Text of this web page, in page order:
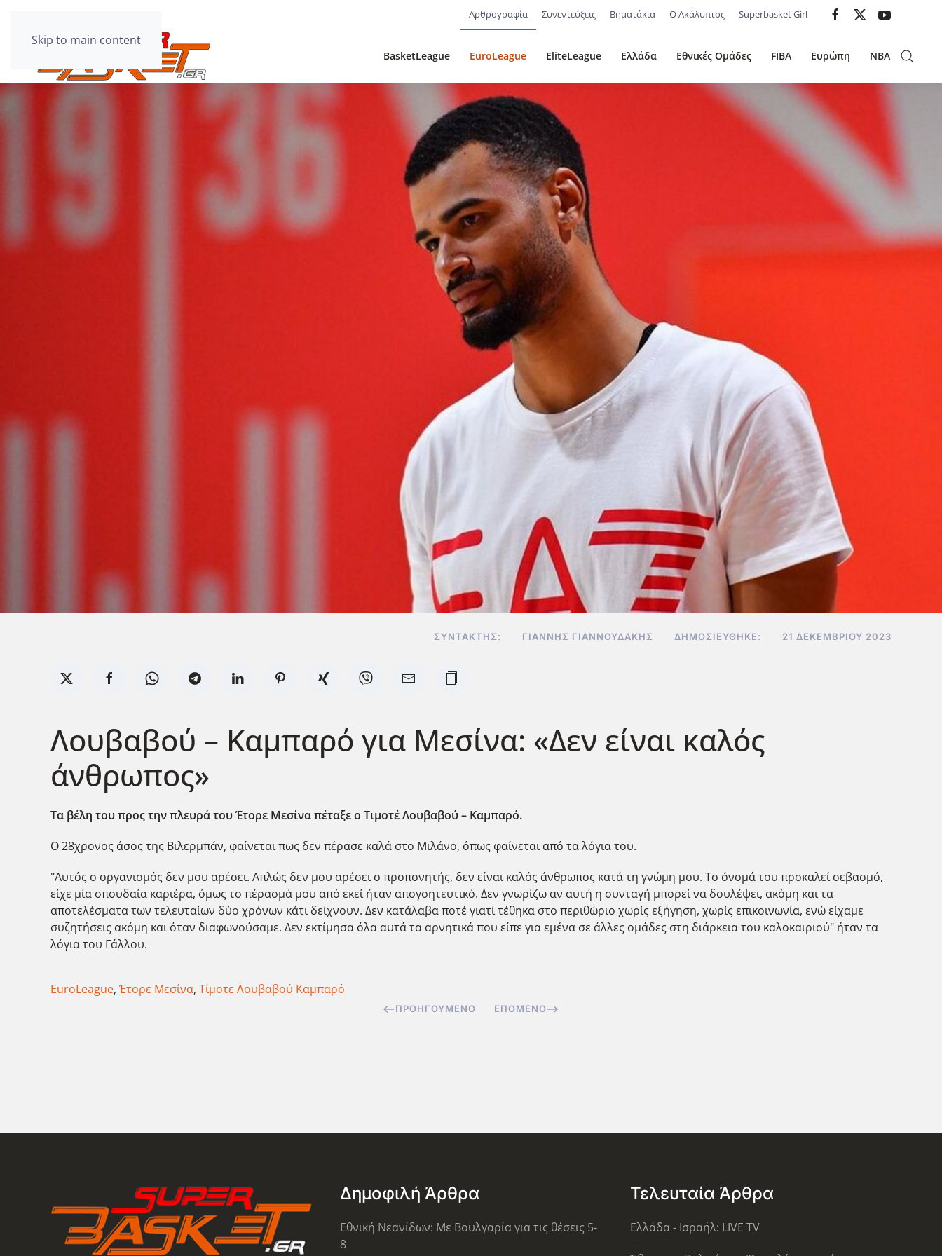
Skip to main content
Αρθρογραφία Συνεντεύξεις Βηματάκια Ο Ακάλυπτος Superbasket Girl
BasketLeague EuroLeague EliteLeague Ελλάδα Εθνικές Ομάδες FIBA Ευρώπη NBA
ΣΥΝΤΆΚΤΗΣ: ΓΙΆΝΝΗΣ ΓΙΑΝΝΟΥΔΆΚΗΣ ΔΗΜΟΣΙΕΎΘΗΚΕ: 21 ΔΕΚΕΜΒΡΊΟΥ 2023
Λουβαβού – Καμπαρό για Μεσίνα: «Δεν είναι καλός
άνθρωπος»
Τα βέλη του προς την πλευρά του Έτορε Μεσίνα πέταξε ο Τιμοτέ Λουβαβού – Καμπαρό.
Ο 28χρονος άσος της Βιλερμπάν, φαίνεται πως δεν πέρασε καλά στο Μιλάνο, όπως φαίνεται από τα λόγια του.
"Αυτός ο οργανισμός δεν μου αρέσει. Απλώς δεν μου αρέσει ο προπονητής, δεν είναι καλός άνθρωπος κατά τη γνώμη μου. Το όνομά του προκαλεί σεβασμό,
είχε μία σπουδαία καριέρα, όμως το πέρασμά μου από εκεί ήταν απογοητευτικό. Δεν γνωρίζω αν αυτή η συνταγή μπορεί να δουλέψει, ακόμη και τα
αποτελέσματα των τελευταίων δύο χρόνων κάτι δείχνουν. Δεν κατάλαβα ποτέ γιατί τέθηκα στο περιθώριο χωρίς εξήγηση, χωρίς επικοινωνία, ενώ είχαμε
συζητήσεις ακόμη και όταν διαφωνούσαμε. Δεν εκτίμησα όλα αυτά τα αρνητικά που είπε για εμένα σε άλλες ομάδες στη διάρκεια του καλοκαιριού" ήταν τα
λόγια του Γάλλου.
EuroLeague, Έτορε Μεσίνα, Τίμοτε Λουβαβού Καμπαρό
ΠΡΟΗΓΟΎΜΕΝΟ ΕΠΌΜΕΝΟ
Δημοφιλή Άρθρα
Εθνική Νεανίδων: Με Βουλγαρία για τις θέσεις 5-
8
Τελευταία Άρθρα
Ελλάδα - Ισραήλ: LIVE TV